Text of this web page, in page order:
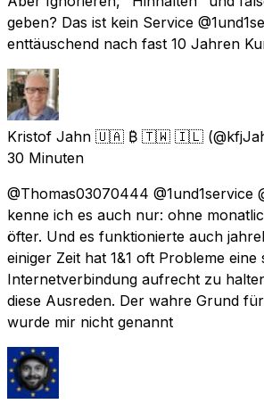
geben? Das ist kein Service
enttäuschend nach fast 10 Jahren
Kristof Jahn 🇺🇦 ₿ 🇹🇼 🇮🇱
30 Minuten
@Thomas03070444 @1und1service
kenne ich es auch nur: ohne
öfter. Und es funktionierte auch
einiger Zeit hat 1&1 oft Probleme eine
Internetverbindung aufrecht zu
diese Ausreden. Der wahre Grund
wurde mir nicht genannt